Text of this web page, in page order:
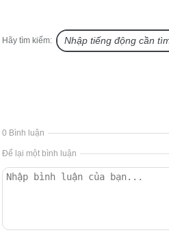
Hãy tìm kiếm:
0 Bình luận
Để lại một bình luận